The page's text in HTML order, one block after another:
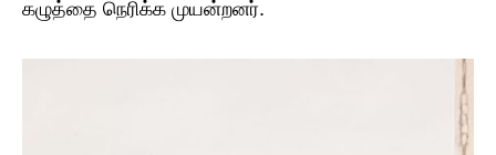
கழுத்தை நெரிக்க முயன்றனர்.